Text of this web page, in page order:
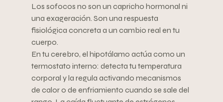
Los sofocos no son un capricho hormonal ni
una exageración. Son una respuesta
fisiológica concreta a un cambio real en tu
cuerpo.
En tu cerebro, el hipotálamo actúa como un
termostato interno: detecta tu temperatura
corporal y la regula activando mecanismos
de calor o de enfriamiento cuando se sale del